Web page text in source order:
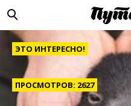
ЭТО ИНТЕРЕСНО!
ПРОСМОТРОВ: 2627